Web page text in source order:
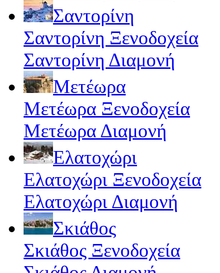
Σαντορίνη
Σαντορίνη Ξενοδοχεία
Σαντορίνη Διαμονή
Μετέωρα
Μετέωρα Ξενοδοχεία
Μετέωρα Διαμονή
Ελατοχώρι
Ελατοχώρι Ξενοδοχεία
Ελατοχώρι Διαμονή
Σκιάθος
Σκιάθος Ξενοδοχεία